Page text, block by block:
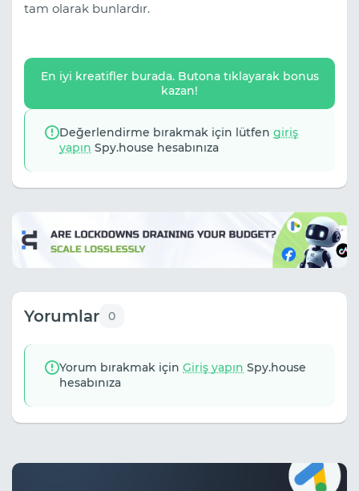
tam olarak bunlardır.
En iyi kreatifler burada. Butona tıklayarak bonus
kazan!
Değerlendirme bırakmak için lütfen giriş
yapın Spy.house hesabınıza
Yorumlar 0
Yorum bırakmak için Giriş yapın Spy.house
hesabınıza